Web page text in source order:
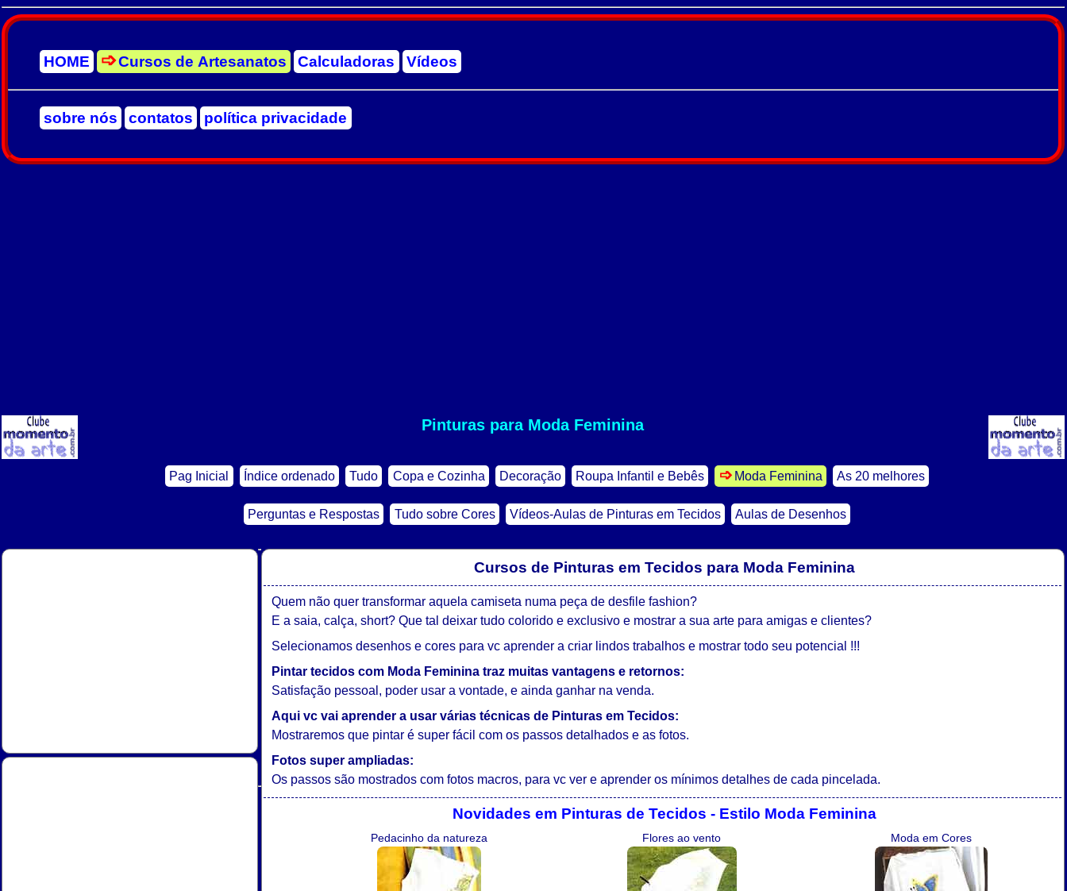
HOME Cursos de Artesanatos Calculadoras Vídeos
sobre nós contatos política privacidade
Pinturas para Moda Feminina
Pag Inicial Índice ordenado Tudo Copa e Cozinha Decoração Roupa Infantil e Bebês Moda Feminina As 20 melhores
Perguntas e Respostas Tudo sobre Cores Vídeos-Aulas de Pinturas em Tecidos Aulas de Desenhos
Cursos de Pinturas em Tecidos para Moda Feminina
Quem não quer transformar aquela camiseta numa peça de desfile fashion?
E a saia, calça, short? Que tal deixar tudo colorido e exclusivo e mostrar a sua arte para amigas e clientes?
Selecionamos desenhos e cores para vc aprender a criar lindos trabalhos e mostrar todo seu potencial !!!
Pintar tecidos com Moda Feminina traz muitas vantagens e retornos:
Satisfação pessoal, poder usar a vontade, e ainda ganhar na venda.
Aqui vc vai aprender a usar várias técnicas de Pinturas em Tecidos:
Mostraremos que pintar é super fácil com os passos detalhados e as fotos.
Fotos super ampliadas:
Os passos são mostrados com fotos macros, para vc ver e aprender os mínimos detalhes de cada pincelada.
Novidades em Pinturas de Tecidos - Estilo Moda Feminina
Pedacinho da natureza Flores ao vento Moda em Cores